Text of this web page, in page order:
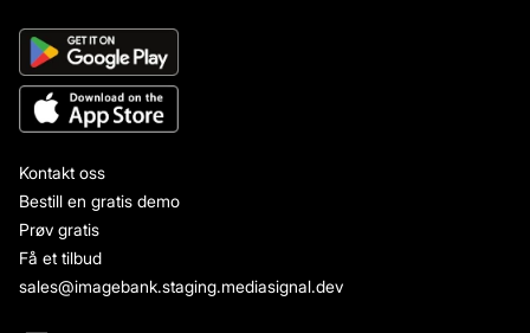
Kontakt oss
Bestill en gratis demo
Prøv gratis
Få et tilbud
sales@imagebank.staging.mediasignal.dev